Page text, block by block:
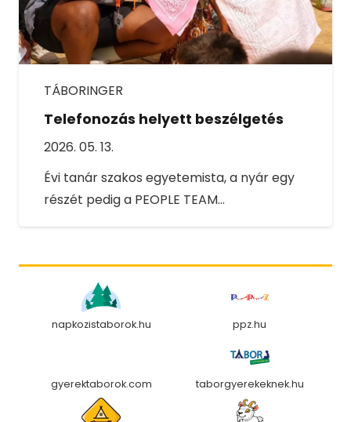
TÁBORINGER
Telefonozás helyett beszélgetés
2026. 05. 13.
Évi tanár szakos egyetemista, a nyár egy
részét pedig a PEOPLE TEAM…
napkozistaborok.hu ppz.hu
gyerektaborok.com taborgyerekeknek.hu